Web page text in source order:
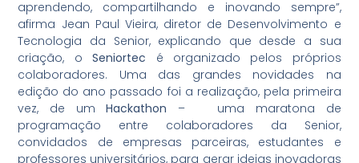
aprendendo, compartilhando e inovando sempre”,
afirma Jean Paul Vieira, diretor de Desenvolvimento e
Tecnologia da Senior, explicando que desde a sua
criação, oSeniortec é organizado pelos próprios
colaboradores. Uma das grandes novidades na
edição do ano passado foi a realização, pela primeira
vez, de umHackathon – uma maratona de
programação entre colaboradores da Senior,
convidados de empresas parceiras, estudantes e
professores universitários, para gerar ideias inovadoras